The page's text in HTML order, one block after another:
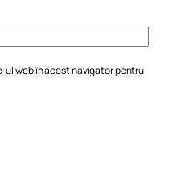
ul web în acest navigator pentru